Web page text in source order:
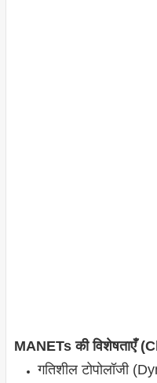
MANETs की विशेषताएँ
गतिशील टोपोलॉजी